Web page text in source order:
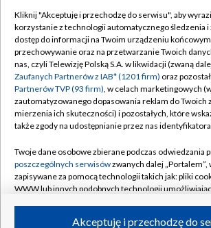
TVP
Abonament TVP
Emisja w TVP
Centrum informacji TVP
Naziemna Telewizja Cyfrowa
Rada Programowa
System NOS
Informacje o nadawcy
Regulamin TVP
Polityka prywatności
Moje zgody
Pomoc
Kontakt
Kanały
Kliknij "Akceptuję i przechodzę do serwisu", aby
korzystanie z technologii automatycznego śledzenia i
dostęp do informacji na Twoim urządzeniu
przechowywanie oraz na przetwarzanie Twoich
nas, czyli Telewizję Polską S.A. w likwidacji (zwaną
Zaufanych Partnerów z IAB* (1201 firm) oraz
Partnerów TVP (93 firm), w celach marketingowych
zautomatyzowanego dopasowania reklam do Twoich
mierzenia ich skuteczności) i pozostałych, które
także zgody na udostępnianie przez nas identyfikatora
Twoje dane osobowe zbierane podczas odwiedzania
poszczególnych serwisówzwanych dalej
zapisywane za pomocą technologii takich jak: pliki
WWW lub innych podobnych technologii
ruchu w Internecie.Akceptuję i przechodzę do